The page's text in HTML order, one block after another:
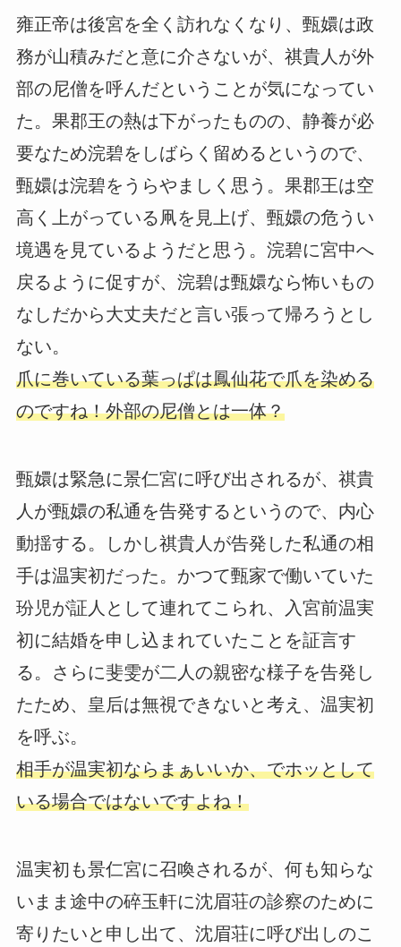
雍正帝は後宮を全く訪れなくなり、甄嬛は政
務が山積みだと意に介さないが、祺貴人が外
部の尼僧を呼んだということが気になってい
た。果郡王の熱は下がったものの、静養が必
要なため浣碧をしばらく留めるというので、
甄嬛は浣碧をうらやましく思う。果郡王は空
高く上がっている凧を見上げ、甄嬛の危うい
境遇を見ているようだと思う。浣碧に宮中へ
戻るように促すが、浣碧は甄嬛なら怖いもの
なしだから大丈夫だと言い張って帰ろうとし
ない。
爪に巻いている葉っぱは鳳仙花で爪を染める
のですね！外部の尼僧とは一体？
甄嬛は緊急に景仁宮に呼び出されるが、祺貴
人が甄嬛の私通を告発するというので、内心
動揺する。しかし祺貴人が告発した私通の相
手は温実初だった。かつて甄家で働いていた
玢児が証人として連れてこられ、入宮前温実
初に結婚を申し込まれていたことを証言す
る。さらに斐雯が二人の親密な様子を告発し
たため、皇后は無視できないと考え、温実初
を呼ぶ。
相手が温実初ならまぁいいか、でホッとして
いる場合ではないですよね！
温実初も景仁宮に召喚されるが、何も知らな
いまま途中の碎玉軒に沈眉荘の診察のために
寄りたいと申し出て、沈眉荘に呼び出しのこ